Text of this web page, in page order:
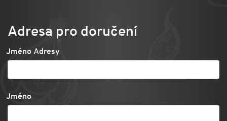
Adresa pro doručení
Jméno Adresy
Jméno